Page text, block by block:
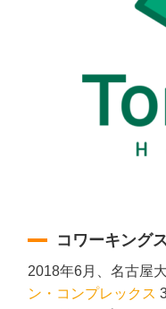
コワーキング
2018年6月、名古屋
ン・コンプレックス